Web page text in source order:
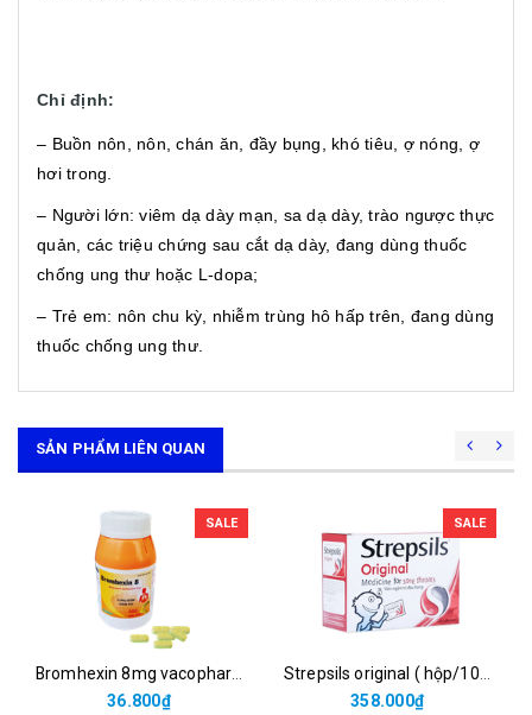
Chỉ định:
– Buồn nôn, nôn, chán ăn, đầy bụng, khó tiêu, ợ nóng, ợ
hơi trong.
– Người lớn: viêm dạ dày mạn, sa dạ dày, trào ngược thực
quản, các triệu chứng sau cắt dạ dày, đang dùng thuốc
chống ung thư hoặc L-dopa;
– Trẻ em: nôn chu kỳ, nhiễm trùng hô hấp trên, đang dùng
thuốc chống ung thư.
SẢN PHẨM LIÊN QUAN
SALE
36.800₫
SALE
358.000₫